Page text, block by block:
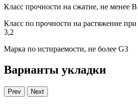
Класс прочности на сжатие, не менее
Класс по прочности на растяжение
3,2
Марка по истираемости, не более G3
Варианты укладки
Prev Next